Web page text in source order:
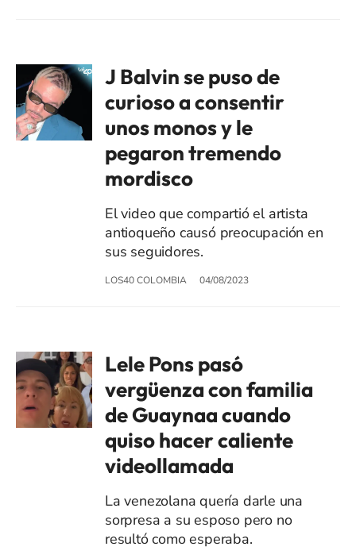
J Balvin se puso de
curioso a consentir
unos monos y le
pegaron tremendo
mordisco
El video que compartió el artista
antioqueño causó preocupación en
sus seguidores.
LOS40 COLOMBIA 04/08/2023
Lele Pons pasó
vergüenza con familia
de Guaynaa cuando
quiso hacer caliente
videollamada
La venezolana quería darle una
sorpresa a su esposo pero no
resultó como esperaba.